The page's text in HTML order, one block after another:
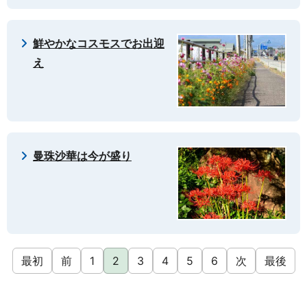
鮮やかなコスモスでお出迎
え
曼珠沙華は今が盛り
最初 前 1 2 3 4 5 6 次 最後